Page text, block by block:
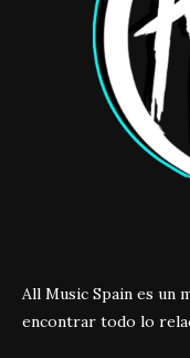
All Music Spain es un
encontrar todo lo